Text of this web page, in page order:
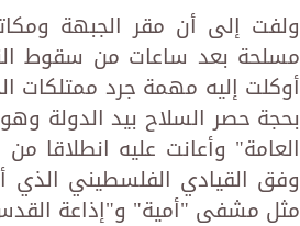
ولفت إلى أن مقر الجبهة
مسلحة بعد ساعات من سقوط
أوكلت إليه مهمة جرد ممتلكات
بحجة حصر السلاح بيد الدولة
العامة" وأعانت عليه انطلاقا
وفق القيادي الفلسطيني الذي
مثل مشفى "أمية" و"إذاعة